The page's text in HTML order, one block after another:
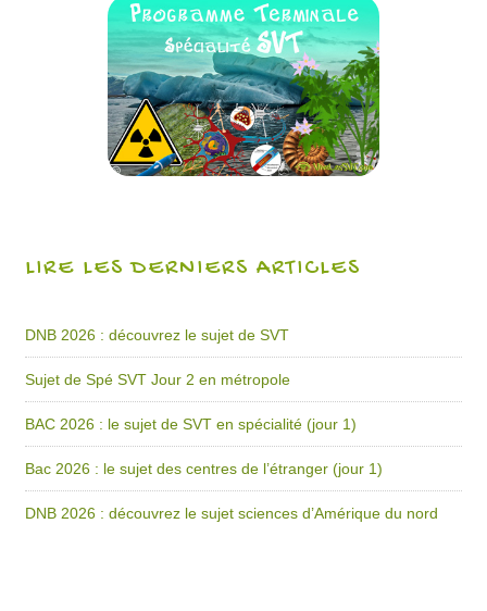
LIRE LES DERNIERS ARTICLES
DNB 2026 : découvrez le sujet de SVT
Sujet de Spé SVT Jour 2 en métropole
BAC 2026 : le sujet de SVT en spécialité (jour 1)
Bac 2026 : le sujet des centres de l’étranger (jour 1)
DNB 2026 : découvrez le sujet sciences d’Amérique du nord